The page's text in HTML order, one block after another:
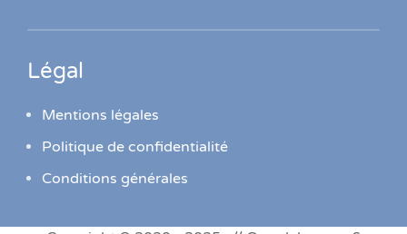
Légal
Mentions légales
Politique de confidentialité
Conditions générales